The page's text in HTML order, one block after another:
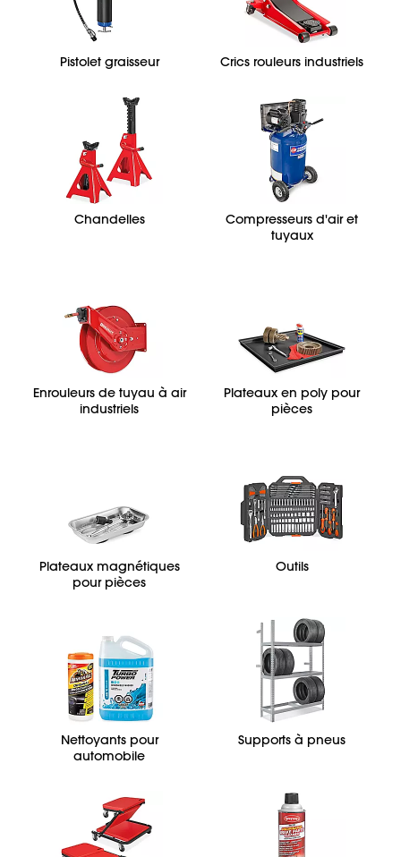
Pistolet graisseur Crics rouleurs industriels
Chandelles
Compresseurs d'air et
tuyaux
Enrouleurs de tuyau à air
industriels
Plateaux en poly pour
pièces
Plateaux magnétiques
pour pièces
Outils
Nettoyants pour
automobile
Supports à pneus